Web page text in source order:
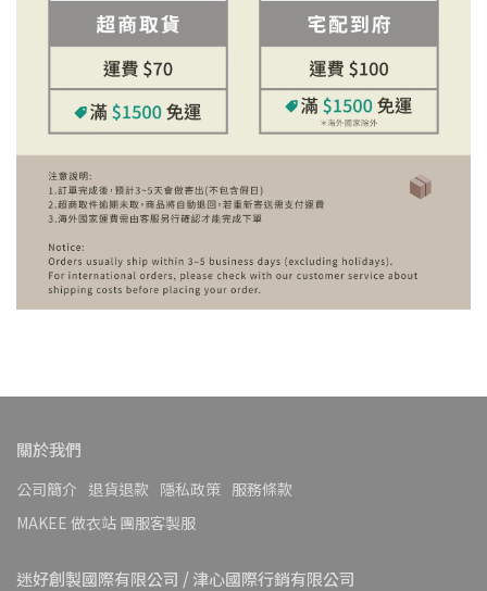
關於我們
公司簡介 退貨退款 隱私政策 服務條款
MAKEE 做衣站 團服客製服
迷好創製國際有限公司 / 津心國際行銷有限公司